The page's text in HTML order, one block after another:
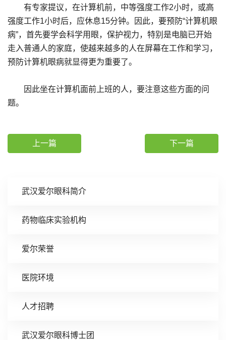
武汉爱尔眼科简介
药物临床实验机构
爱尔荣誉
医院环境
人才招聘
武汉爱尔眼科博士团
有专家提议，在计算机前，中等强度工作2小时，或高
强度工作1小时后，应休息15分钟。因此，要预防“计算机眼
病”，首先要学会科学用眼，保护视力，特别是电脑已开始
走入普通人的家庭，使越来越多的人在屏幕在工作和学习，
预防计算机眼病就显得更为重要了。
因此坐在计算机面前上班的人，要注意这些方面的问
题。
上一篇 下一篇